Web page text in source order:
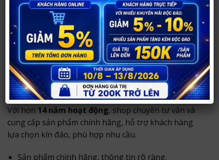
Liên hệ để được tư vấn chuyên sâu!
Mua XỊT KÉO DÀI THỜI GIAN BAMBO
DELAY SPRAY ở đâu uy tín?
Bạn có thể muaXỊT KÉO DÀI THỜI GIAN BAMBO
DELAY SPRAYtạiShop Người Lớn 37.
Với hơn 14 năm hoạt động, shop chuyên tư vấn và
cung cấp sản phẩm chính hãng, hỗ trợ khách hàng
lựa chọn kín đáo, phù hợp nhu cầu.
Sản phẩm chính hãng, thông tin rõ ràng.